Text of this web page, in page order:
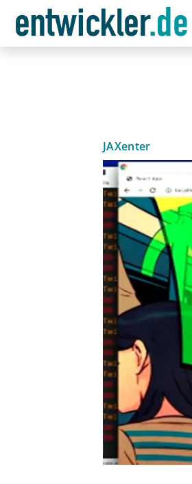
JAXenter